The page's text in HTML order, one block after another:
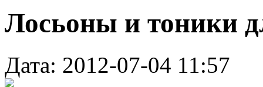
Лосьоны и тоники
Дата: 2012-07-04 11:57